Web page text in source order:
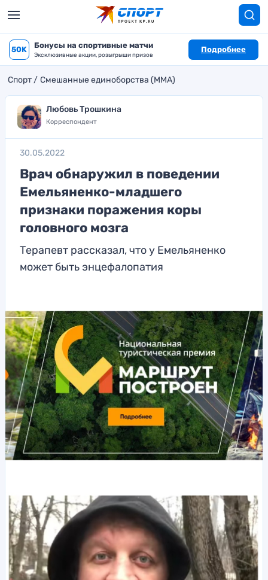
50K Бонусы на спортивные матчи
Эксклюзивные акции, розыгрыши призов
Подробнее
Спорт Смешанные единоборства (MMA)
Любовь Трошкина
Корреспондент
30.05.2022
Врач обнаружил в поведении
Емельяненко-младшего
признаки поражения коры
головного мозга
Терапевт рассказал, что у Емельяненко
может быть энцефалопатия